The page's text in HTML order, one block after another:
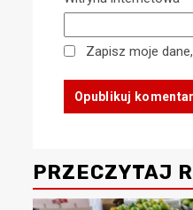
Zapisz moje
PRZECZYTAJ